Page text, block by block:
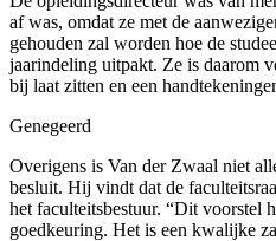
af was, omdat ze met de
gehouden zal worden hoe de
jaarindeling uitpakt. Ze is daarom
bij laat zitten en een
Genegeerd
Overigens is Van der Zwaal niet
besluit. Hij vindt dat de
het faculteitsbestuur. “Dit voorstel
goedkeuring. Het is een kwalijke